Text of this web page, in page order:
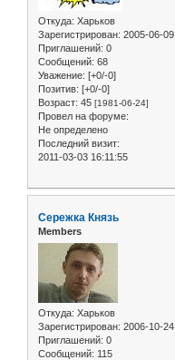
Откуда: Харьков
Зарегистрирован: 2005-06-09
Приглашений: 0
Сообщений: 68
Уважение: [+0/-0]
Позитив: [+0/-0]
Возраст: 45 [1981-06-24]
Провел на форуме:
Не определено
Последний визит:
2011-03-03 16:11:55
Сережка Князь
Members
Откуда: Харьков
Зарегистрирован: 2006-10-24
Приглашений: 0
Сообщений: 115